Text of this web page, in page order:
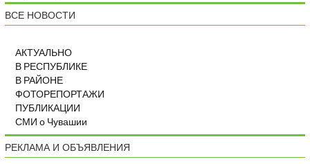
ВСЕ НОВОСТИ
АКТУАЛЬНО
В РЕСПУБЛИКЕ
В РАЙОНЕ
ФОТОРЕПОРТАЖИ
ПУБЛИКАЦИИ
СМИ о Чувашии
РЕКЛАМА И ОБЪЯВЛЕНИЯ